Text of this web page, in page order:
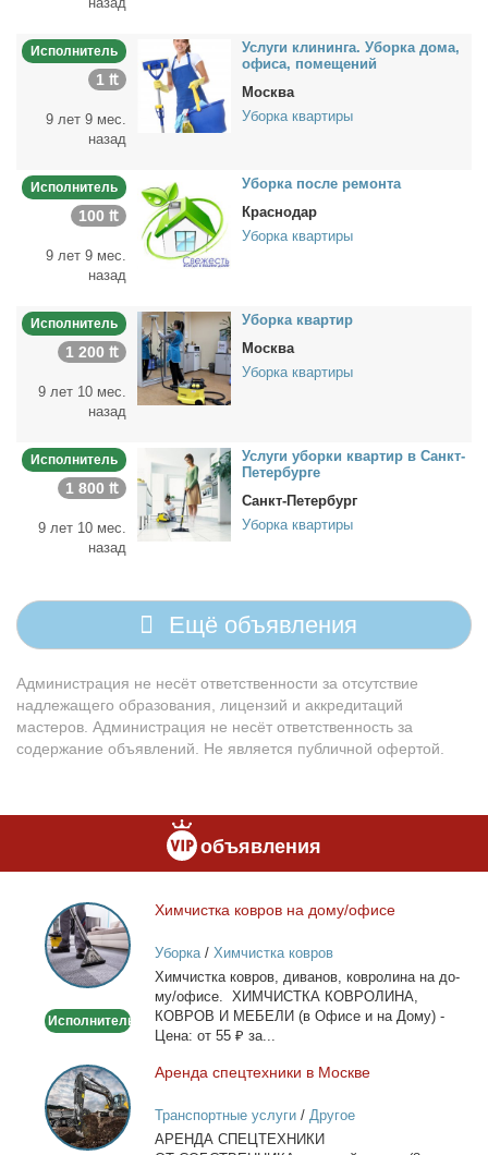
Исполнитель
1 ₶
9 лет 9 мес.
назад
Услу­ги кли­нин­га. Убор­ка до­ма,
офи­са, по­ме­ще­ний
Москва
Уборка квартиры
Исполнитель
100 ₶
9 лет 9 мес.
назад
Убор­ка по­сле ре­мон­та
Краснодар
Уборка квартиры
Исполнитель
1 200 ₶
9 лет 10 мес.
назад
Убор­ка квар­тир
Москва
Уборка квартиры
Исполнитель
1 800 ₶
9 лет 10 мес.
назад
Услу­ги убор­ки квар­тир в Санкт-
Пе­тер­бур­ге
Санкт-Петербург
Уборка квартиры
Ещё объявления
Администрация не несёт ответственности за отсутствие
надлежащего образования, лицензий и аккредитаций
мастеров. Администрация не несёт ответственность за
содержание объявлений. Не является публичной офертой.
объявления
Химчистка
ковров
на
дому/
Исполнитель
Хим­чист­ка ков­ров на до­му/офи­се
Уборка/ Химчистка ковров
Хим­чист­ка ков­ров, ди­ва­нов, ков­ро­ли­на на до­
му/офи­се. ХИМЧИСТКА КОВРОЛИНА,
КОВРОВ И МЕБЕЛИ (в Офи­се и на До­му) -
Це­на: от 55 ₽ за...
Аренда
спецтехники
в
Москве
Арен­да спец­тех­ни­ки в Москве
Транспортные услуги/ Другое
АРЕНДА СПЕЦТЕХНИКИ